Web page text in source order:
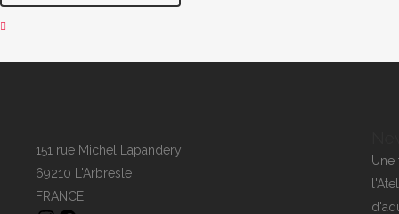
151 rue Michel Lapandery
69210 L'Arbresle
FRANCE
Une